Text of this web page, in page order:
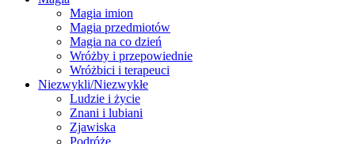
Magia imion
Magia przedmiotów
Magia na co dzień
Wróżby i przepowiednie
Wróżbici i terapeuci
Niezwykli/Niezwykłe
Ludzie i życie
Znani i lubiani
Zjawiska
Podróże